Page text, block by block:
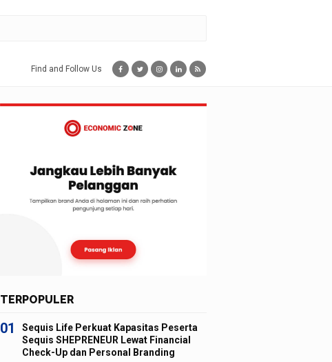
Find and Follow Us
TERPOPULER
01
Sequis Life Perkuat Kapasitas Peserta
Sequis SHEPRENEUR Lewat Financial
Check-Up dan Personal Branding